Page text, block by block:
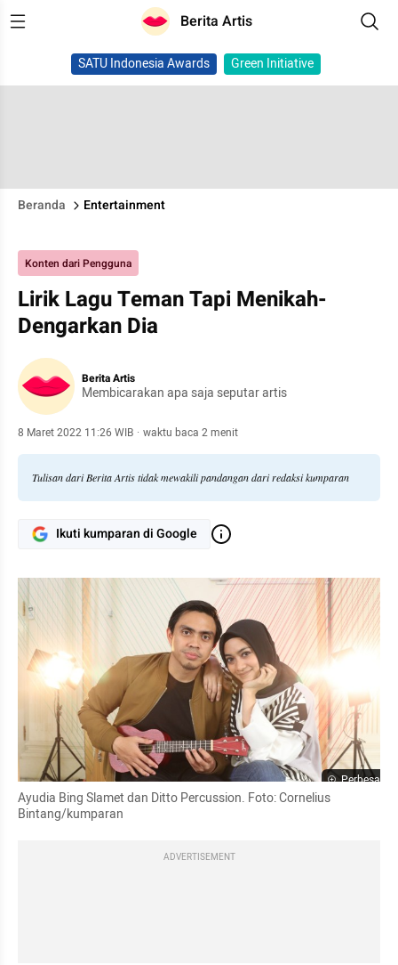
Berita Artis
SATU Indonesia Awards Green Initiative
Beranda Entertainment
Konten dari Pengguna
Lirik Lagu Teman Tapi Menikah-
Dengarkan Dia
Berita Artis
Membicarakan apa saja seputar artis
8 Maret 2022 11:26 WIB · waktu baca 2 menit
Tulisan dari Berita Artis tidak mewakili pandangan dari redaksi kumparan
Ikuti kumparan di Google
Perbesar
Ayudia Bing Slamet dan Ditto Percussion. Foto: Cornelius
Bintang/kumparan
ADVERTISEMENT